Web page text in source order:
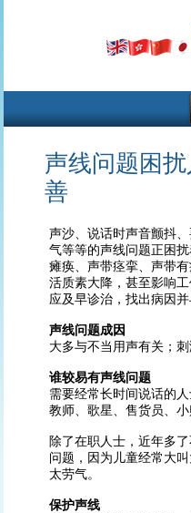
声线问题困
善
声沙、说话时声音颤抖
气等等的声线问题正困
瘫痪、声带痉挛、声带
活质素大降，甚至影响
应及早诊治，找出病因并
声线问题成因
大多与不当用声有关；刺
谁较易有声线问题
需要经常长时间说话的
教师、歌星、售货员、小
除了在职人士，近年多
问题，因为儿童经常大
太劳气。
保护声线